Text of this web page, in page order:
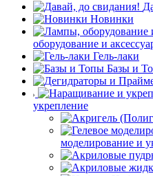
Новинки
оборудование и
Гель-лаки
Базы и
укрепление
моделирование и